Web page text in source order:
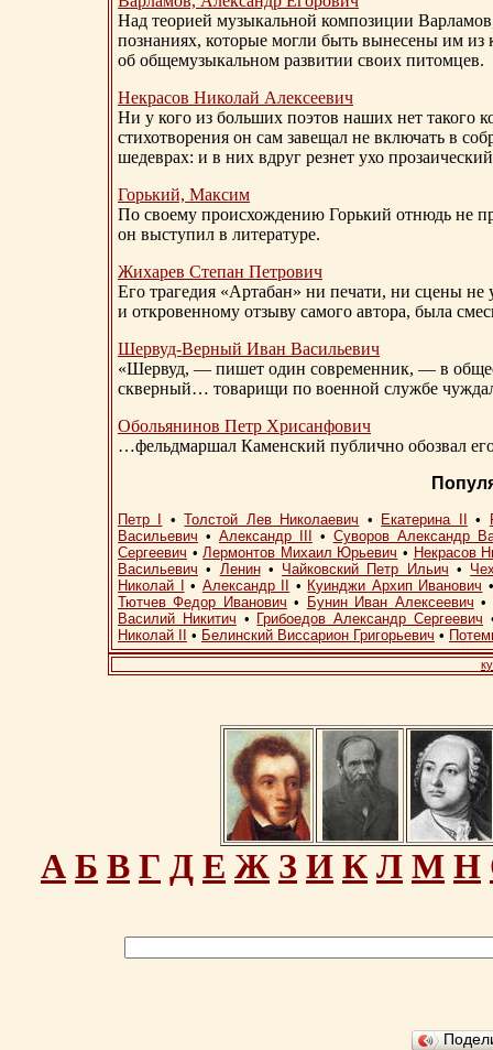
Над теорией музыкальной композиции
познаниях, которые могли быть вынесены им из
об общемузыкальном развитии своих питомцев.
Некрасов Николай Алексеевич
Ни у кого из больших поэтов наших нет такого
стихотворения он сам завещал не включать в
шедеврах: и в них вдруг резнет ухо
Горький, Максим
По своему происхождению Горький отнюдь не
он выступил в литературе.
Жихарев Степан Петрович
Его трагедия «Артабан» ни печати, ни сцены
и откровенному отзыву самого автора, была
Шервуд-Верный Иван Васильевич
«Шервуд, — пишет один современник, — в
скверный… товарищи по военной службе
Обольянинов Петр Хрисанфович
…фельдмаршал Каменский публично обозвал
Петр I •Толстой Лев Николаевич • Екатерина II •
Васильевич • Александр III • Суворов Александр
Сергеевич •Лермонтов Михаил Юрьевич • Некрасов
Васильевич • Ленин• Чайковский Петр Ильич •
Николай I
• Александр II • Куинджи Архип Иванович
Тютчев Федор Иванович • Бунин Иван Алексеевич •
Василий Никитич • Грибоедов Александр Сергеевич
Николай II
• Белинский Виссарион Григорьевич •
А Б В Г Д Е Ж З И К Л М Н